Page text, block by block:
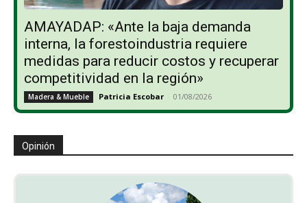
AMAYADAP: «Ante la baja demanda
interna, la forestoindustria requiere
medidas para reducir costos y recuperar
competitividad en la región»
Madera & Mueble Patricia Escobar - 01/08/2026
Opinión